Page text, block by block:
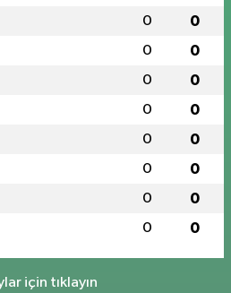
0 0
0 0
0 0
0 0
0 0
0 0
0 0
0 0
için tıklayın